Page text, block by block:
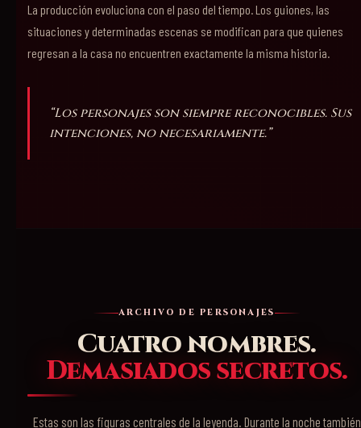
La producción evoluciona con el paso del tiempo. Los guiones, las
situaciones y determinadas escenas se modifican para que quienes
regresan a la casa no encuentren exactamente la misma historia.
“Los personajes son siempre reconocibles. Sus
intenciones, no necesariamente.”
ARCHIVO DE PERSONAJES
Cuatro nombres.
Demasiados secretos.
Estas son las figuras centrales de la leyenda. Durante la noche también